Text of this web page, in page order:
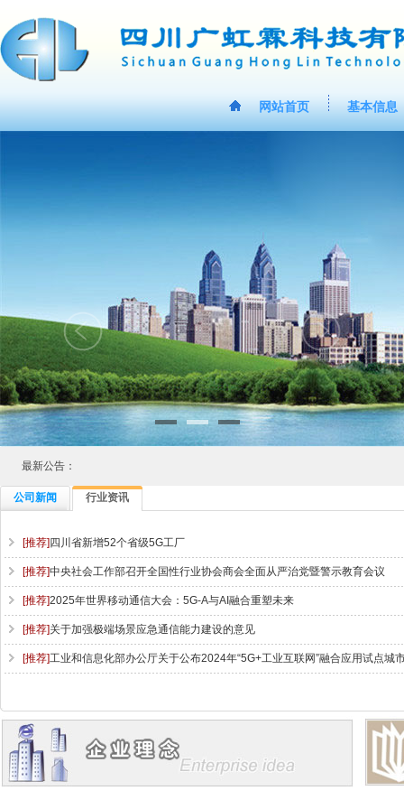
网站首页 基本信息
最新公告：
公司新闻 行业资讯
[推荐] 四川省新增52个省级5G工厂
[推荐]中央社会工作部召开全国性行业协会商会全面从严治党暨警示教育会议
[推荐]2025年世界移动通信大会：5G-A与AI融合重塑未来
[推荐]关于加强极端场景应急通信能力建设的意见
[推荐]工业和信息化部办公厅关于公布2024年“5G+工业互联网”融合应用试点城